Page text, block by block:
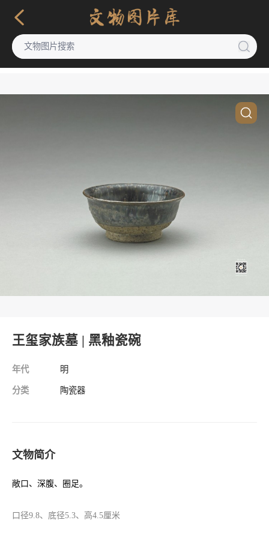
王玺家族墓 | 黑釉瓷碗
年代 明
分类 陶瓷器
文物简介
敞口、深腹、圈足。
口径9.8、底径5.3、高4.5厘米